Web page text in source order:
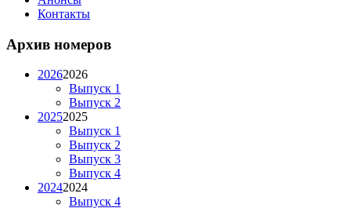
Контакты
Архив номеров
20262026
Выпуск 1
Выпуск 2
20252025
Выпуск 1
Выпуск 2
Выпуск 3
Выпуск 4
20242024
Выпуск 4